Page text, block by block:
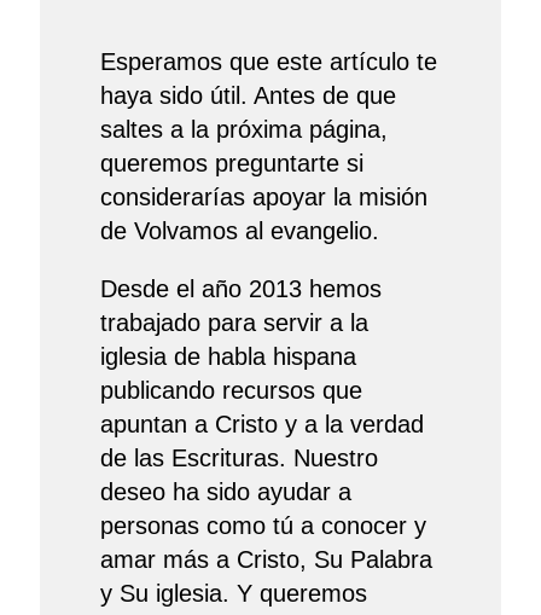
Esperamos que este artículo te
haya sido útil. Antes de que
saltes a la próxima página,
queremos preguntarte si
considerarías apoyar la misión
de Volvamos al evangelio.
Desde el año 2013 hemos
trabajado para servir a la
iglesia de habla hispana
publicando recursos que
apuntan a Cristo y a la verdad
de las Escrituras. Nuestro
deseo ha sido ayudar a
personas como tú a conocer y
amar más a Cristo, Su Palabra
y Su iglesia. Y queremos